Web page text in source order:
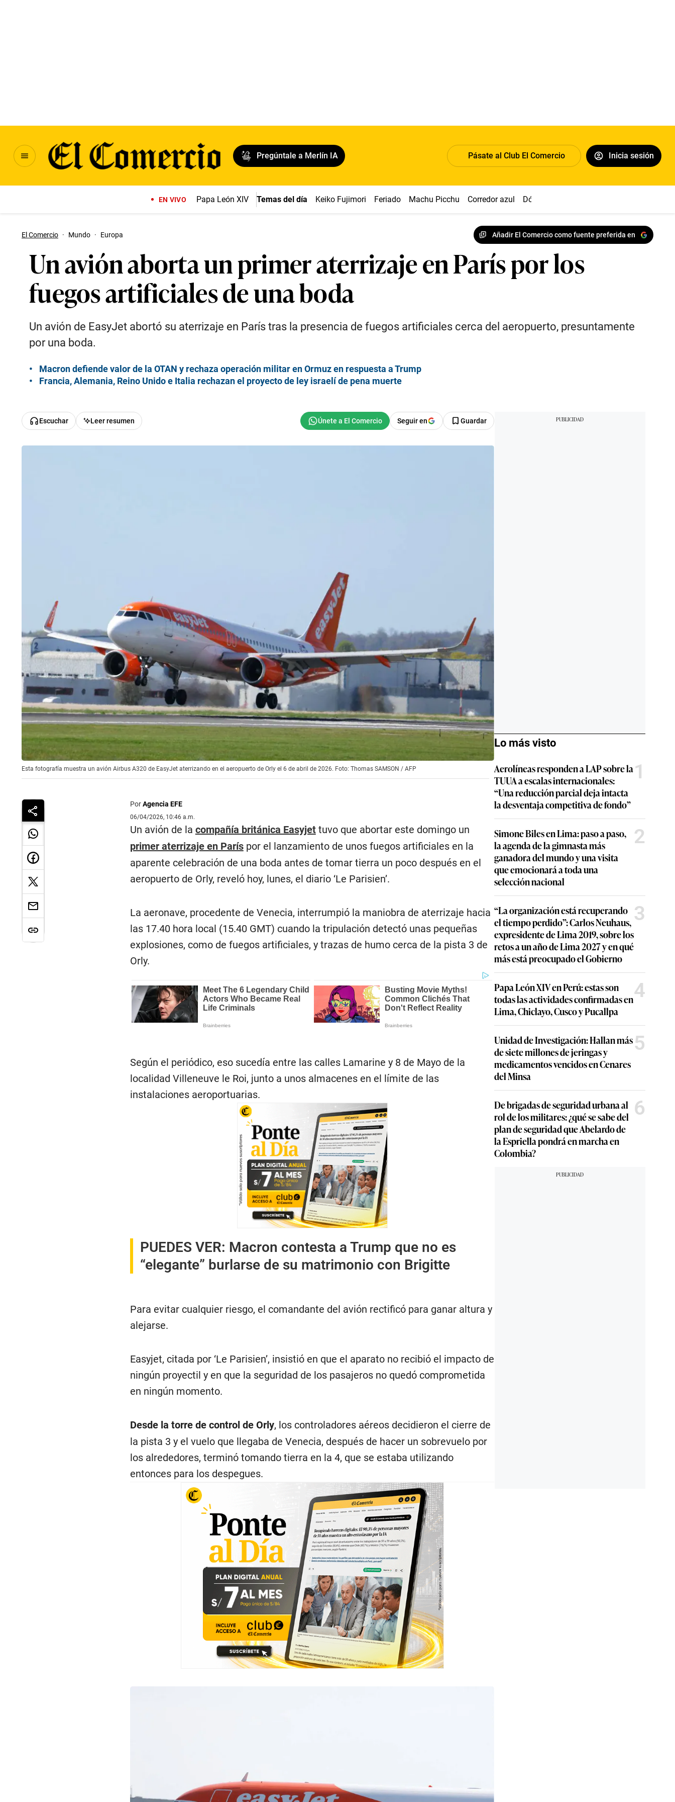
Pregúntale a Merlín IA Pásate al Club El Comercio Inicia sesión
EN VIVO Papa León XIV Temas del día Keiko Fujimori Feriado Machu Picchu Corredor azul Dólar
El Comercio · Mundo · Europa Añadir El Comercio como fuente preferida en
Un avión aborta un primer aterrizaje en París por los
fuegos artificiales de una boda
Un avión de EasyJet abortó su aterrizaje en París tras la presencia de fuegos artificiales cerca del aeropuerto, presuntamente
por una boda.
Macron defiende valor de la OTAN y rechaza operación militar en Ormuz en respuesta a Trump
Francia, Alemania, Reino Unido e Italia rechazan el proyecto de ley israelí de pena muerte
Escuchar Leer resumen Seguir en Guardar
Esta fotografía muestra un avión Airbus A320 de EasyJet aterrizando en el aeropuerto de Orly el 6 de abril de 2026. Foto: Thomas SAMSON / AFP
PorAgencia EFE
06/04/2026, 10:46 a.m.
Un avión de la compañía británica Easyjettuvo que abortar este domingo un
primer aterrizaje en Paríspor el lanzamiento de unos fuegos artificiales en la
aparente celebración de una boda antes de tomar tierra un poco después en el
aeropuerto de Orly, reveló hoy, lunes, el diario ‘Le Parisien’.
La aeronave, procedente de Venecia, interrumpió la maniobra de aterrizaje hacia
las 17.40 hora local (15.40 GMT) cuando la tripulación detectó unas pequeñas
explosiones, como de fuegos artificiales, y trazas de humo cerca de la pista 3 de
Orly.
Según el periódico, eso sucedía entre las calles Lamarine y 8 de Mayo de la
localidad Villeneuve le Roi, junto a unos almacenes en el límite de las
instalaciones aeroportuarias.
PUEDES VER: Macron contesta a Trump que no es
“elegante” burlarse de su matrimonio con Brigitte
Para evitar cualquier riesgo, el comandante del avión rectificó para ganar altura y
alejarse.
Easyjet, citada por ‘Le Parisien’, insistió en que el aparato no recibió el impacto de
ningún proyectil y en que la seguridad de los pasajeros no quedó comprometida
en ningún momento.
Desde la torre de control de Orly, los controladores aéreos decidieron el cierre de
la pista 3 y el vuelo que llegaba de Venecia, después de hacer un sobrevuelo por
los alrededores, terminó tomando tierra en la 4, que se estaba utilizando
entonces para los despegues.
Lo más visto
Aerolíneas responden a LAP sobre la
TUUA a escalas internacionales:
“Una reducción parcial deja intacta
la desventaja competitiva de fondo”
1
Simone Biles en Lima: paso a paso,
la agenda de la gimnasta más
ganadora del mundo y una visita
que emocionará a toda una
selección nacional
2
“La organización está recuperando
el tiempo perdido”: Carlos Neuhaus,
expresidente de Lima 2019, sobre los
retos a un año de Lima 2027 y en qué
más está preocupado el Gobierno
3
Papa León XIV en Perú: estas son
todas las actividades confirmadas en
Lima, Chiclayo, Cusco y Pucallpa
4
Unidad de Investigación: Hallan más
de siete millones de jeringas y
medicamentos vencidos en Cenares
del Minsa
5
De brigadas de seguridad urbana al
rol de los militares: ¿qué se sabe del
plan de seguridad que Abelardo de
la Espriella pondrá en marcha en
Colombia?
6